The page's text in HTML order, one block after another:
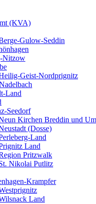
(KVA)
Gulow-Seddin
Nitzow
Geist-Nordprignitz
Land
Seedorf
Kirchen Breddin und
(Dosse)
Land
Land
Pritzwalk
Nikolai Putlitz
Krampfer
Land